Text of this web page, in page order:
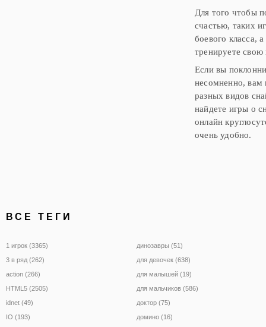
Для того чтобы
счастью, таких
боевого класса,
тренируете свою
Если вы
несомненно, вам
разных видов
найдете игры о
онлайн
очень удобно.
ВСЕ ТЕГИ
1 игрок (3365)
3 в ряд (262)
action (266)
HTML5 (2505)
idnet (49)
IO (193)
динозавры (51)
для девочек (638)
для малышей (19)
для мальчиков (586)
доктор (75)
домино (16)